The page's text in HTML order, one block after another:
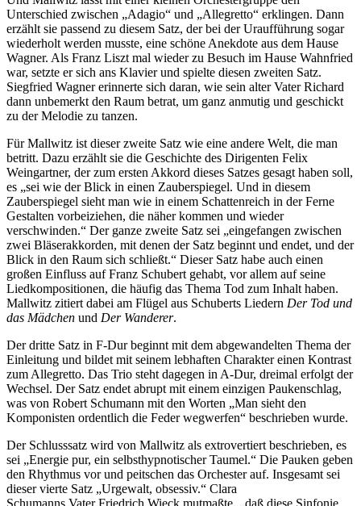
Unterschied zwischen „Adagio“ und „Allegretto“ erklingen. Dann
erzählt sie passend zu diesem Satz, der bei der Uraufführung sogar
wiederholt werden musste, eine schöne Anekdote aus dem Hause
Wagner. Als Franz Liszt mal wieder zu Besuch im Hause Wahnfried
war, setzte er sich ans Klavier und spielte diesen zweiten Satz.
Siegfried Wagner erinnerte sich daran, wie sein alter Vater Richard
dann unbemerkt den Raum betrat, um ganz anmutig und geschickt
zu der Melodie zu tanzen.
Für Mallwitz ist dieser zweite Satz wie eine andere Welt, die man
betritt. Dazu erzählt sie die Geschichte des Dirigenten Felix
Weingartner, der zum ersten Akkord dieses Satzes gesagt haben soll,
es „sei wie der Blick in einen Zauberspiegel. Und in diesem
Zauberspiegel sieht man wie in einem Schattenreich in der Ferne
Gestalten vorbeiziehen, die näher kommen und wieder
verschwinden.“ Der ganze zweite Satz sei „eingefangen zwischen
zwei Bläserakkorden, mit denen der Satz beginnt und endet, und der
Blick in den Raum sich schließt.“ Dieser Satz habe auch einen
großen Einfluss auf Franz Schubert gehabt, vor allem auf seine
Liedkompositionen, die häufig das Thema Tod zum Inhalt haben.
Mallwitz zitiert dabei am Flügel aus Schuberts Liedern Der Tod und
das Mädchen und Der Wanderer.
Der dritte Satz in F-Dur beginnt mit dem abgewandelten Thema der
Einleitung und bildet mit seinem lebhaften Charakter einen Kontrast
zum Allegretto. Das Trio steht dagegen in A-Dur, dreimal erfolgt der
Wechsel. Der Satz endet abrupt mit einem einzigen Paukenschlag,
was von Robert Schumann mit den Worten „Man sieht den
Komponisten ordentlich die Feder wegwerfen“ beschrieben wurde.
Der Schlusssatz wird von Mallwitz als extrovertiert beschrieben, es
sei „Energie pur, ein selbsthypnotischer Taumel.“ Die Pauken geben
den Rhythmus vor und peitschen das Orchester auf. Insgesamt sei
dieser vierte Satz „Urgewalt, obsessiv.“ Clara
Schumanns Vater Friedrich Wieck mutmaßte, „daß diese Sinfonie